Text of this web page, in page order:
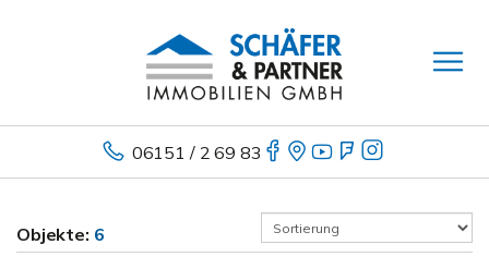
06151 / 2 69 83
Objekte: 6